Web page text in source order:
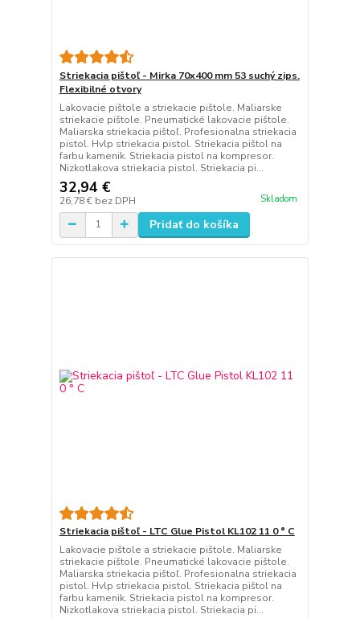
Striekacia pištoľ - Mirka 70x400 mm 53 suchý zips.
Flexibilné otvory
Lakovacie pištole a striekacie pištole. Maliarske
striekacie pištole. Pneumatické lakovacie pištole.
Maliarska striekacia pištoľ. Profesionalna striekacia
pistol. Hvlp striekacia pistol. Striekacia pištol na
farbu kamenik. Striekacia pistol na kompresor.
Nizkotlakova striekacia pistol. Striekacia pi...
32,94 €
26,78 € bez DPH Skladom
Pridať do košíka
Striekacia pištoľ - LTC Glue Pistol KL102 11 0 ° C
Lakovacie pištole a striekacie pištole. Maliarske
striekacie pištole. Pneumatické lakovacie pištole.
Maliarska striekacia pištoľ. Profesionalna striekacia
pistol. Hvlp striekacia pistol. Striekacia pištol na
farbu kamenik. Striekacia pistol na kompresor.
Nizkotlakova striekacia pistol. Striekacia pi...